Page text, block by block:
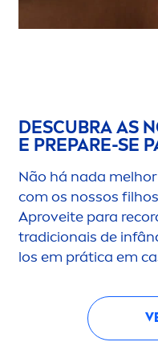
DESCUBRA AS
E PREPARE-SE
Não há nada
com os nossos
Aproveite para
tradicionais de
los em prática em